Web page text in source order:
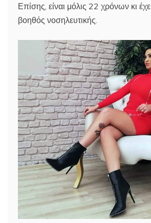
Επίσης, είναι μόλις 22 χρόνων κι
βοηθός νοσηλευτικής.